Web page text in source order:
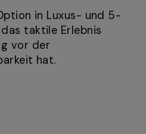
in Luxus- und 5-
taktile Erlebnis
vor der
hat.